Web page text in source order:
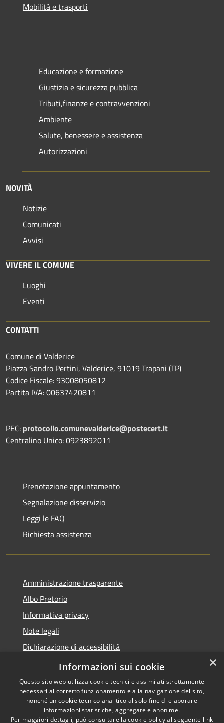
Mobilità e trasporti
Educazione e formazione
Giustizia e sicurezza pubblica
Tributi,finanze e contravvenzioni
Ambiente
Salute, benessere e assistenza
Autorizzazioni
NOVITÀ
Notizie
Comunicati
Avvisi
VIVERE IL COMUNE
Luoghi
Eventi
CONTATTI
Comune di Valderice
Piazza Sandro Pertini, Valderice, 91019 Trapani (TP)
Codice Fiscale: 93008050812
Partita IVA: 00637420811
PEC: protocollo.comunevalderice@postecert.it
Centralino Unico: 0923892011
Prenotazione appuntamento
Segnalazione disservizio
Leggi le FAQ
Richiesta assistenza
Amministrazione trasparente
Albo Pretorio
Informativa privacy
Note legali
Dichiarazione di accessibilità
Informativa Privacy Videosorveglianza
Copyright © 2026 • Comune di
×
Informazioni sui cookie
Questo sito web utilizza cookie tecnici e assimilati strettamente
necessari al corretto funzionamento e alla navigazione del sito,
nonché un cookie tecnico analitico al solo fine di elaborare
informazioni statistiche, aggregate e anonime.
Per maggiori dettagli, può consultare la cookie policy al seguente link